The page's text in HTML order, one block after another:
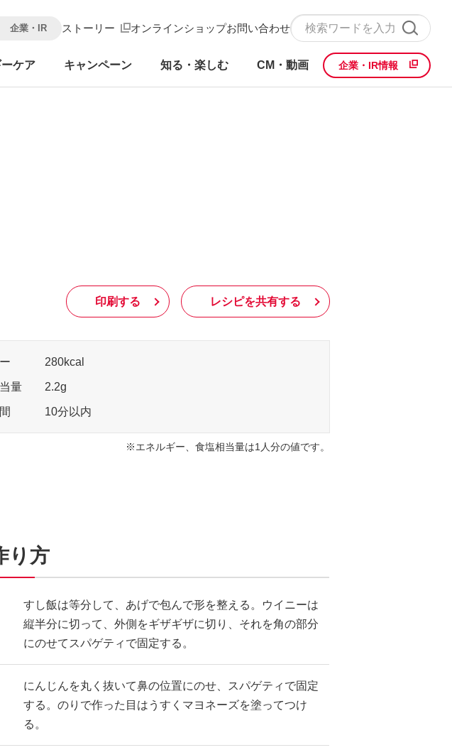
企業・IR ストーリー オンラインショップお問い合わせ
ケア キャンペーン 知る・楽しむ CM・動画 企業・IR情報
印刷する レシピを共有する
280kcal
量 2.2g
10分以内
エネルギー、食塩相当量は1人分の値です。
り方
すし飯は等分して、あげで包んで形を整える。ウイニーは
縦半分に切って、外側をギザギザに切り、それを角の部分
にのせてスパゲティで固定する。
にんじんを丸く抜いて鼻の位置にのせ、スパゲティで固定
する。のりで作った目はうすくマヨネーズを塗ってつけ
る。